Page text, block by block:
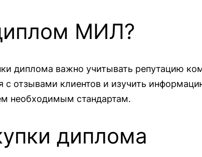
МИЛ?
диплома важно учитывать репутацию
с отзывами клиентов и изучить
необходимым стандартам.
диплома